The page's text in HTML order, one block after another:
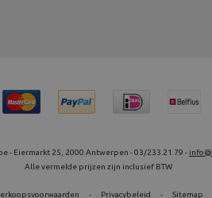
- Eiermarkt 25, 2000 Antwerpen - 03/233.21.79 -
Alle vermelde prijzen zijn inclusief BTW
- Privacybeleid - Sitemap